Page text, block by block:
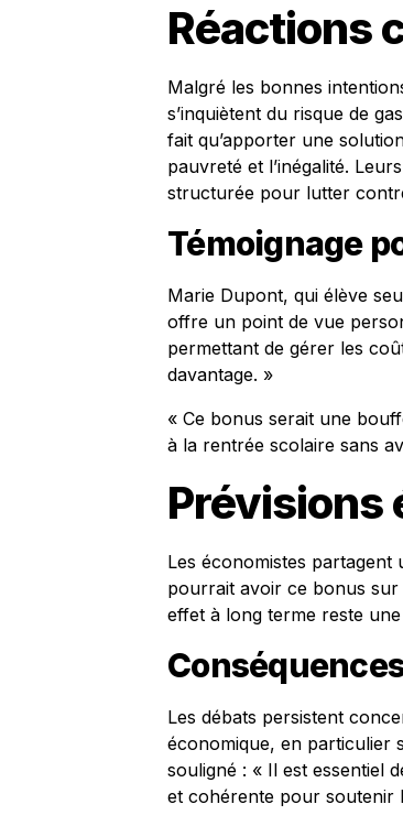
Réactions
Malgré les bonnes
s’inquiètent du risque de
fait qu’apporter une
pauvreté et l’inégalité.
structurée pour lutter
Témoignage
Marie Dupont, qui élève
offre un point de vue
permettant de gérer les
davantage. »
« Ce bonus serait une
à la rentrée scolaire sans
Prévisions
Les économistes partagent
pourrait avoir ce bonus sur
effet à long terme reste
Les débats persistent
économique, en particulier
souligné : « Il est essentiel
et cohérente pour soutenir